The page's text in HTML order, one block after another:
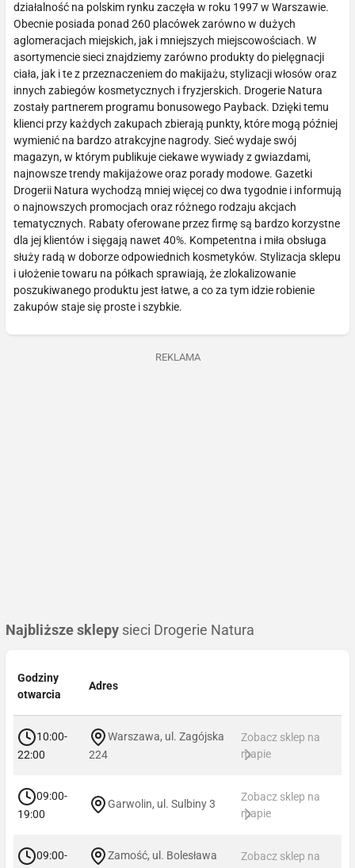
działalność na polskim rynku zaczęła w roku 1997 w Warszawie.
Obecnie posiada ponad 260 placówek zarówno w dużych
aglomeracjach miejskich, jak i mniejszych miejscowościach. W
asortymencie sieci znajdziemy zarówno produkty do pielęgnacji
ciała, jak i te z przeznaczeniem do makijażu, stylizacji włosów oraz
innych zabiegów kosmetycznych i fryzjerskich. Drogerie Natura
zostały partnerem programu bonusowego Payback. Dzięki temu
klienci przy każdych zakupach zbierają punkty, które mogą później
wymienić na bardzo atrakcyjne nagrody. Sieć wydaje swój
magazyn, w którym publikuje ciekawe wywiady z gwiazdami,
najnowsze trendy makijażowe oraz porady modowe. Gazetki
Drogerii Natura wychodzą mniej więcej co dwa tygodnie i informują
o najnowszych promocjach oraz różnego rodzaju akcjach
tematycznych. Rabaty oferowane przez firmę są bardzo korzystne
dla jej klientów i sięgają nawet 40%. Kompetentna i miła obsługa
służy radą w doborze odpowiednich kosmetyków. Stylizacja sklepu
i ułożenie towaru na półkach sprawiają, że zlokalizowanie
poszukiwanego produktu jest łatwe, a co za tym idzie robienie
zakupów staje się proste i szybkie.
REKLAMA
Najbliższe sklepy sieci Drogerie Natura
Godziny
otwarcia
Adres
10:00-
22:00
Warszawa, ul. Zagójska
224
Zobacz sklep na
mapie
09:00-
19:00
Garwolin, ul. Sulbiny 3
Zobacz sklep na
mapie
09:00-
Zamość, ul. Bolesława
Zobacz sklep na